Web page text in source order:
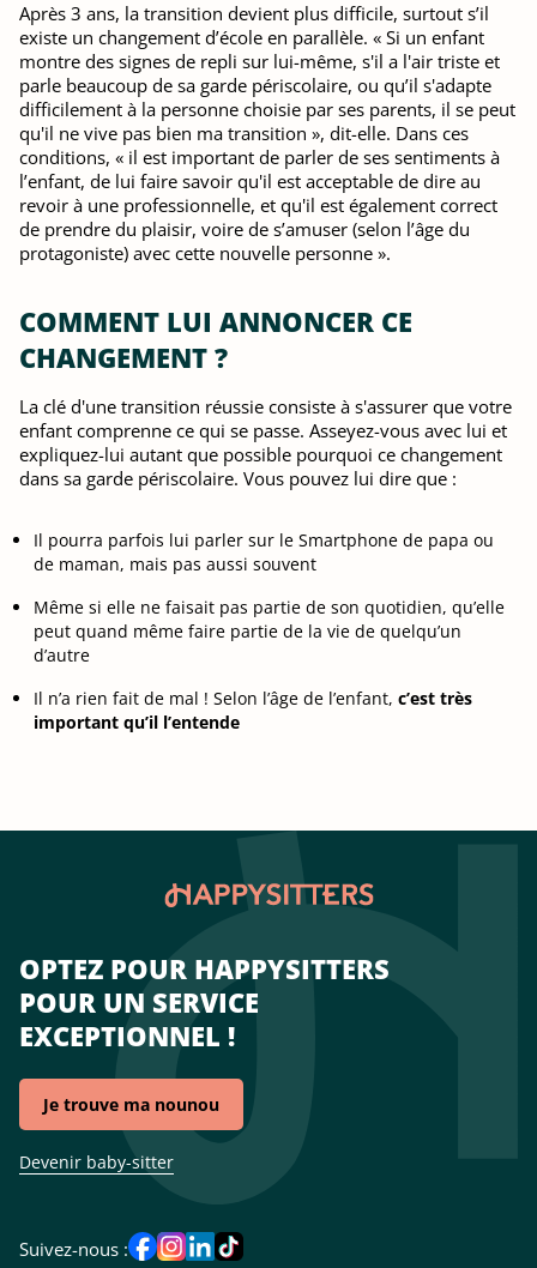
Après 3 ans, la transition devient plus difficile, surtout s’il
existe un changement d’école en parallèle. « Si un enfant
montre des signes de repli sur lui-même, s'il a l'air triste et
parle beaucoup de sa garde périscolaire, ou qu’il s'adapte
difficilement à la personne choisie par ses parents, il se peut
qu'il ne vive pas bien ma transition », dit-elle. Dans ces
conditions, « il est important de parler de ses sentiments à
l’enfant, de lui faire savoir qu'il est acceptable de dire au
revoir à une professionnelle, et qu'il est également correct
de prendre du plaisir, voire de s’amuser (selon l’âge du
protagoniste) avec cette nouvelle personne ».
COMMENT LUI ANNONCER CE
CHANGEMENT ?
La clé d'une transition réussie consiste à s'assurer que votre
enfant comprenne ce qui se passe. Asseyez-vous avec lui et
expliquez-lui autant que possible pourquoi ce changement
dans sa garde périscolaire. Vous pouvez lui dire que :
Il pourra parfois lui parler sur le Smartphone de papa ou
de maman, mais pas aussi souvent
Même si elle ne faisait pas partie de son quotidien, qu’elle
peut quand même faire partie de la vie de quelqu’un
d’autre
Il n’a rien fait de mal ! Selon l’âge de l’enfant, c’est très
important qu’il l’entende
OPTEZ POUR HAPPYSITTERS
POUR UN SERVICE
EXCEPTIONNEL !
Je trouve ma nounou
Devenir baby-sitter
Suivez-nous :